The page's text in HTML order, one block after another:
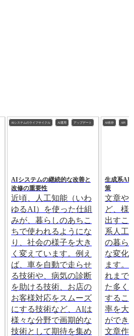
AIシステムのライフサイクル AI運用 アップデート
AIシステムの継続的な改善と
改修の重要性
近頃、人工知能（いわ
ゆるAI）を使った仕組
みが、暮らしのあちこ
ちで使われるようにな
り、社会の様子を大き
く変えています。例え
ば、車を自動で走らせ
る技術や、病気の診断
を助ける技術、お店の
お客様対応をスムーズ
にする技術など、AIは
様々な分野で画期的な
技術として期待を集め
AI依存 API
生成系AI
策
文章や
ど、様
出すこ
系人工
の暮ら
な変化
ます。
れまで
た多く
するこ
率を大
ができ
文章作